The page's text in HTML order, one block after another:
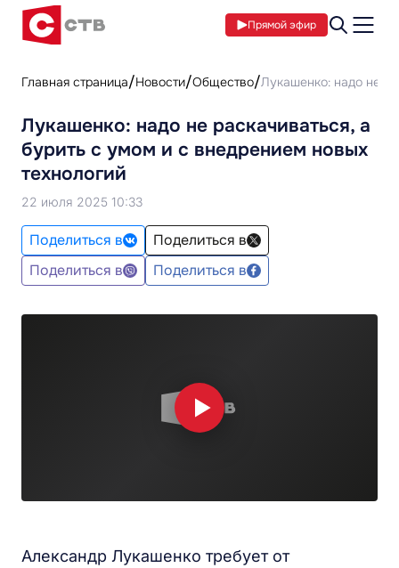
Прямой эфир
Главная страница Новости Общество Лукашенко: надо не
Лукашенко: надо не раскачиваться, а
бурить с умом и с внедрением новых
технологий
22 июля 2025 10:33
Поделиться в
Поделиться в
Поделиться в
Поделиться в
Александр Лукашенко требует от